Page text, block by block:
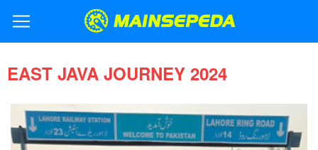
EAST JAVA JOURNEY 2024